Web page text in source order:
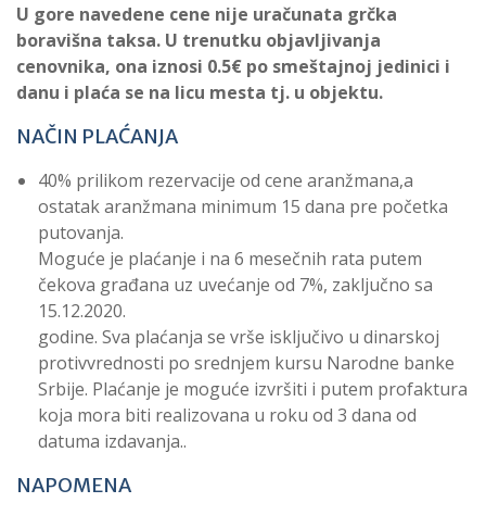
U gore navedene cene nije uračunata grčka
boravišna taksa. U trenutku objavljivanja
cenovnika, ona iznosi 0.5€ po smeštajnoj jedinici i
danu i plaća se na licu mesta tj. u objektu.
NAČIN PLAĆANJA
40% prilikom rezervacije od cene aranžmana,a
ostatak aranžmana minimum 15 dana pre početka
putovanja.
Moguće je plaćanje i na 6 mesečnih rata putem
čekova građana uz uvećanje od 7%, zaključno sa
15.12.2020.
godine. Sva plaćanja se vrše isključivo u dinarskoj
protivvrednosti po srednjem kursu Narodne banke
Srbije. Plaćanje je moguće izvršiti i putem profaktura
koja mora biti realizovana u roku od 3 dana od
datuma izdavanja..
NAPOMENA